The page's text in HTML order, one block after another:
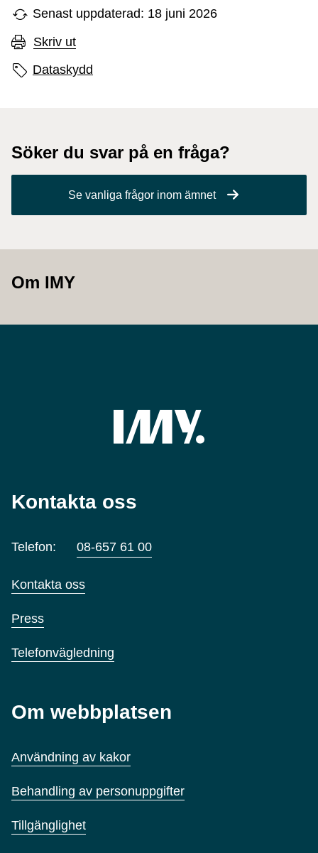
Senast uppdaterad: 18 juni 2026
Skriv ut
Sidans etiketter
Dataskydd
Söker du svar på en fråga?
Se vanliga frågor inom ämnet
Om IMY
Kontakta oss
Telefon: 08-657 61 00
Kontakta oss
Press
Telefonvägledning
Om webbplatsen
Användning av kakor
Behandling av personuppgifter
Tillgänglighet